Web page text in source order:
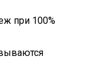
при 100%